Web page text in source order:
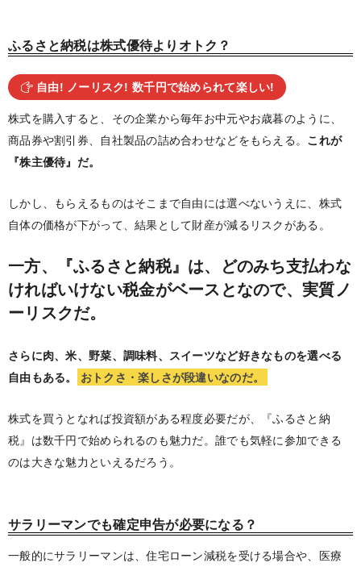
ふるさと納税は株式優待よりオトク？
自由! ノーリスク! 数千円で始められて楽しい!
株式を購入すると、その企業から毎年お中元やお歳暮のように、
商品券や割引券、自社製品の詰め合わせなどをもらえる。 これが
『株主優待』だ。
しかし、もらえるものはそこまで自由には選べないうえに、株式
自体の価格が下がって、結果として財産が減るリスクがある。
一方、『ふるさと納税』は、どのみち支払わな
ければいけない税金がベースとなので、実質ノ
ーリスクだ。
さらに肉、米、野菜、調味料、スイーツなど好きなものを選べる
自由もある。
おトクさ・楽しさが段違いなのだ。
株式を買うとなれば投資額がある程度必要だが、『ふるさと納
税』は数千円で始められるのも魅力だ。誰でも気軽に参加できる
のは大きな魅力といえるだろう。
サラリーマンでも確定申告が必要になる？
一般的にサラリーマンは、住宅ローン減税を受ける場合や、医療